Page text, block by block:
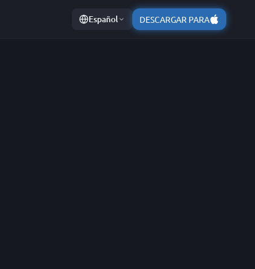
Español DESCARGAR PARA